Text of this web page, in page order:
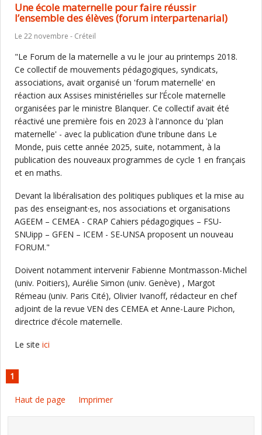
Une école maternelle pour faire réussir
l’ensemble des élèves (forum interpartenarial)
Le 22 novembre - Créteil
"Le Forum de la maternelle a vu le jour au printemps 2018.
Ce collectif de mouvements pédagogiques, syndicats,
associations, avait organisé un 'forum maternelle' en
réaction aux Assises ministérielles sur l’École maternelle
organisées par le ministre Blanquer. Ce collectif avait été
réactivé une première fois en 2023 à l'annonce du 'plan
maternelle' - avec la publication d’une tribune dans Le
Monde, puis cette année 2025, suite, notamment, à la
publication des nouveaux programmes de cycle 1 en français
et en maths.
Devant la libéralisation des politiques publiques et la mise au
pas des enseignant·es, nos associations et organisations
AGEEM – CEMEA - CRAP Cahiers pédagogiques – FSU-
SNUipp – GFEN – ICEM - SE-UNSA proposent un nouveau
FORUM."
Doivent notamment intervenir Fabienne Montmasson-Michel
(univ. Poitiers), Aurélie Simon (univ. Genève) , Margot
Rémeau (univ. Paris Cité), Olivier Ivanoff, rédacteur en chef
adjoint de la revue VEN des CEMEA et Anne-Laure Pichon,
directrice d’école maternelle.
Le site ici
1
Haut de page Imprimer